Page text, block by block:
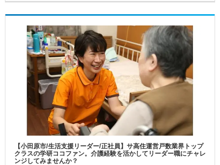
【小田原市/生活支援リーダー/正社員】サ高住運営戸数業界トップ
クラスの学研ココファン。介護経験を活かしてリーダー職にチャレ
ンジしてみませんか？